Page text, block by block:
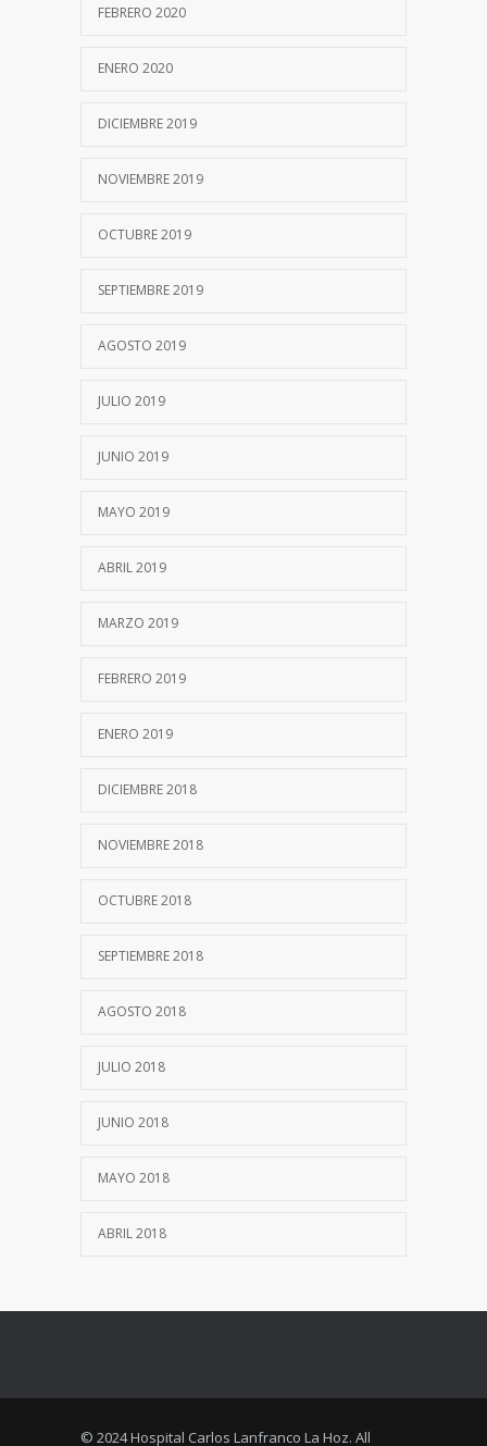
FEBRERO 2020
ENERO 2020
DICIEMBRE 2019
NOVIEMBRE 2019
OCTUBRE 2019
SEPTIEMBRE 2019
AGOSTO 2019
JULIO 2019
JUNIO 2019
MAYO 2019
ABRIL 2019
MARZO 2019
FEBRERO 2019
ENERO 2019
DICIEMBRE 2018
NOVIEMBRE 2018
OCTUBRE 2018
SEPTIEMBRE 2018
AGOSTO 2018
JULIO 2018
JUNIO 2018
MAYO 2018
ABRIL 2018
© 2024 Hospital Carlos Lanfranco La Hoz. All